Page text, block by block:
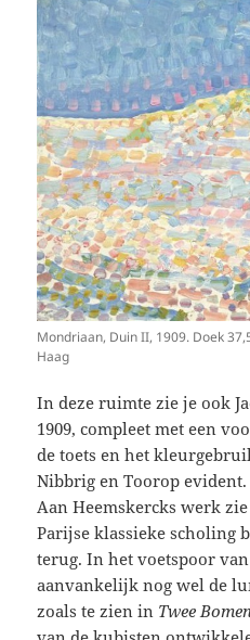
Mondriaan, Duin II, 1909. Doek
Haag
In deze ruimte zie je ook
1909, compleet met een
de toets en het
Nibbrig en Toorop evident.
Aan Heemskercks werk
Parijse klassieke scholing
terug. In het voetspoor
aanvankelijk nog wel de
zoals te zien in Twee